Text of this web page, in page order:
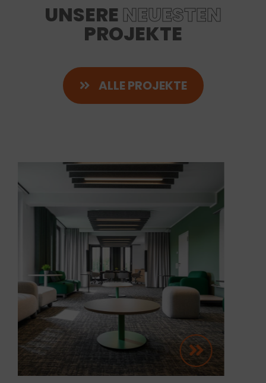
UNSERE NEUESTEN
PROJEKTE
ALLE PROJEKTE